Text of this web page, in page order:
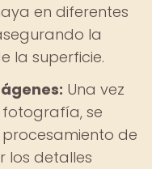
en diferentes
la
la superficie.
Una vez
fotografía, se
de
los detalles